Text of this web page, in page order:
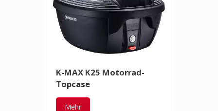
K-MAX K25 Motorrad-
Topcase
Mehr